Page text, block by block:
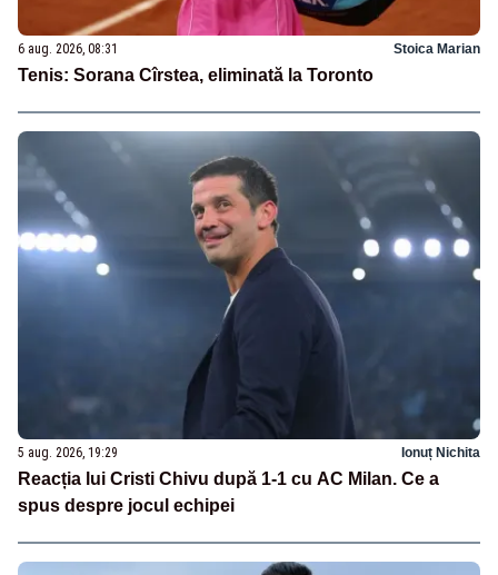
6 aug. 2026, 08:31 Stoica Marian
Tenis: Sorana Cîrstea, eliminată la Toronto
5 aug. 2026, 19:29 Ionuț Nichita
Reacția lui Cristi Chivu după 1-1 cu AC Milan. Ce a
spus despre jocul echipei